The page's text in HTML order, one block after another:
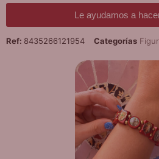
Le ayudamos a
Ref: 8435266121954 Categorías